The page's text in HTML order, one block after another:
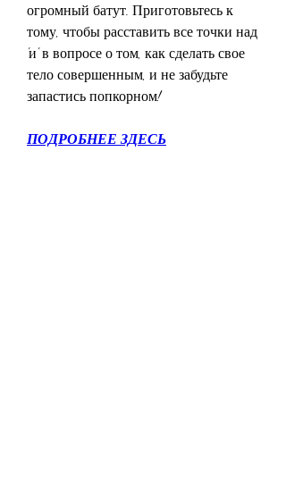
огромный батут. Приготовьтесь к
тому, чтобы расставить все точки над
'и' в вопросе о том, как сделать свое
тело совершенным, и не забудьте
запастись попкорном!
ПОДРОБНЕЕ ЗДЕСЬ